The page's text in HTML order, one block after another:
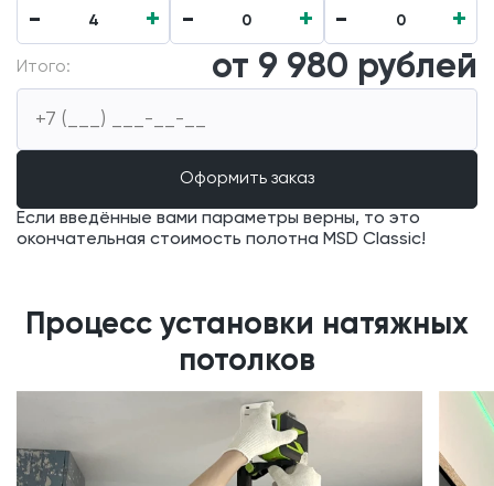
- 4 + - 0 + - 0 +
Если введённые вами параметры верны, то это
окончательная стоимость полотна MSD Classic!
Итого: от 9 980 рублей
Процесс установки натяжных
потолков